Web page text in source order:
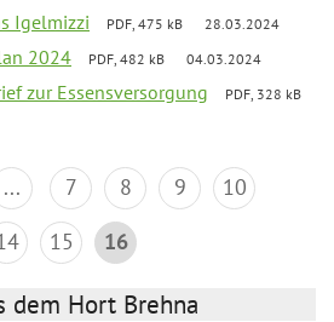
Igelmizzi PDF, 475 kB 28.03.2024
2024 PDF, 482 kB 04.03.2024
zur Essensversorgung
PDF, 328 kB
... 7 8 9
10
15 16
dem Hort Brehna